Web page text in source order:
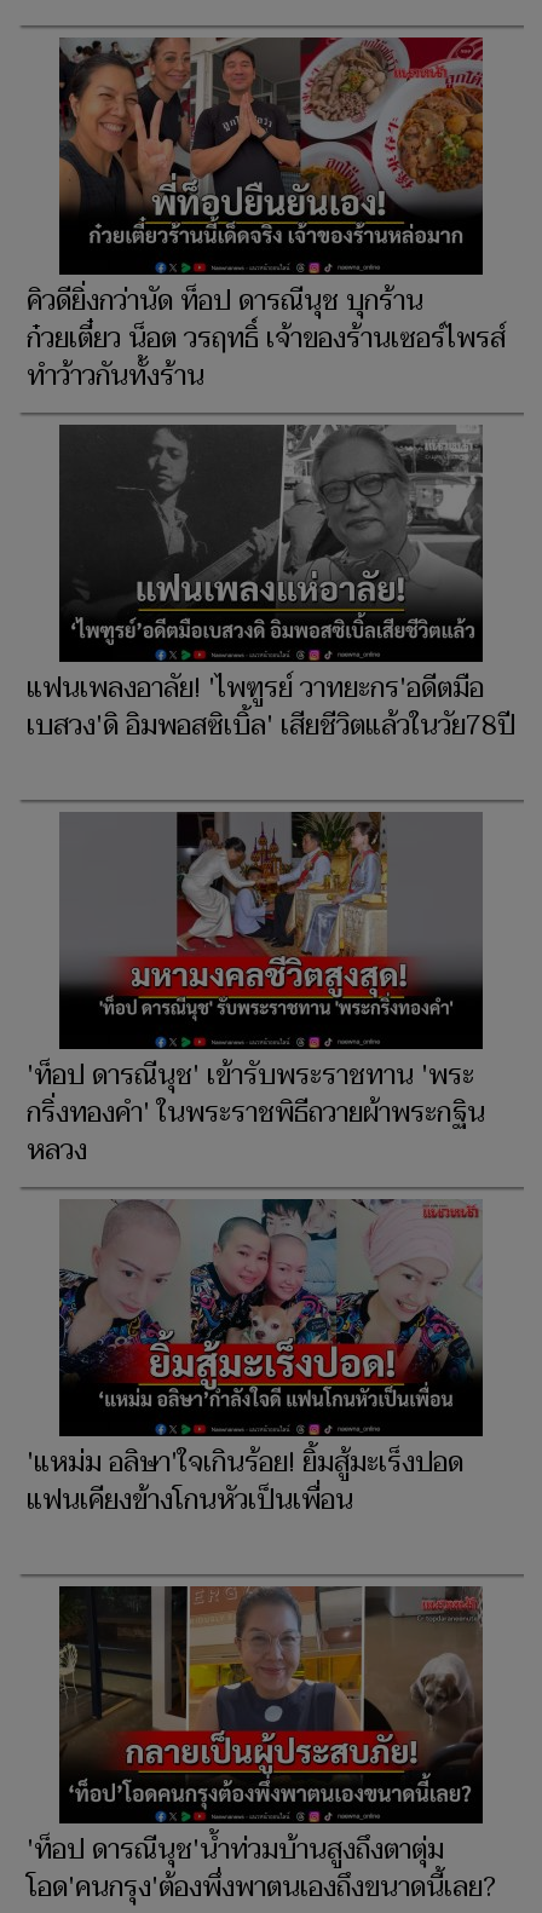
คิวดียิ่งกว่านัด ท็อป ดารณีนุช บุกร้าน
ก๋วยเตี๋ยว น็อต วรฤทธิ์ เจ้าของร้านเซอร์ไพรส์
ทำว้าวกันทั้งร้าน
แฟนเพลงอาลัย! 'ไพฑูรย์ วาทยะกร'อดีตมือ
เบสวง'ดิ อิมพอสซิเบิ้ล' เสียชีวิตแล้วในวัย78ปี
'ท็อป ดารณีนุช' เข้ารับพระราชทาน 'พระ
กริ่งทองคำ' ในพระราชพิธีถวายผ้าพระกฐิน
หลวง
'แหม่ม อลิษา'ใจเกินร้อย! ยิ้มสู้มะเร็งปอด
แฟนเคียงข้างโกนหัวเป็นเพื่อน
'ท็อป ดารณีนุช'น้ำท่วมบ้านสูงถึงตาตุ่ม
โอด'คนกรุง'ต้องพึ่งพาตนเองถึงขนาดนี้เลย?